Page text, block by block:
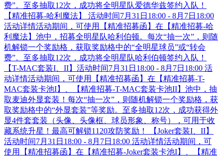
费”。至多抽取12次，成功将全明星队爱德华兹签约入队！
【精准招募-哈利魔法】 活动时间7月31日18:00 - 8月7日18:00
活动详情活动期间，可使用【精准招募函】在【精准招募-哈
利魔法】池中，招募全明星队哈利伯顿。每次“抽一次”，则随
机解锁一个奖励格，获取奖励格中的“全明星球员”或“转会
费”。至多抽取12次，成功将全明星队哈利伯顿签约入队！
【T-MAC套装I、II】活动时间7月31日18:00 - 8月7日18:00 活
动详情活动期间，可使用【精准招募函】在【精准招募-T-
MAC套装卡池I】、【精准招募-T-MAC套装卡池II】池中，抽
取麦迪外显套装！每次“抽一次”，则随机解锁一个奖励格，获
取奖励格中的“外显套装”等奖励。至多抽取12次，成功获得外
显4件套套装（头像、头像框、球员形象、称号），可用于收
藏系统升星！最高可解锁1120攻防奖励！ 【Joker套装I、II】
活动时间7月31日18:00 - 8月7日18:00 活动详情活动期间，可
使用【精准招募函】在【精准招募-Joker套装卡池I】、【精准